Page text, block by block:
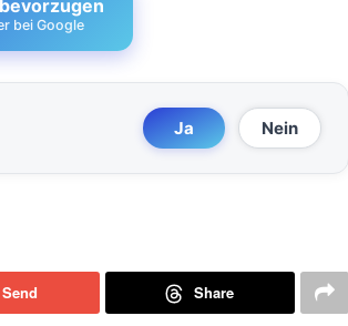
bei Google
Ja Nein
Send Share